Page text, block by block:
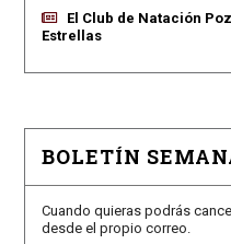
El Club de Natación
Estrellas
BOLETÍN
Cuando quieras podrás
desde el propio correo.